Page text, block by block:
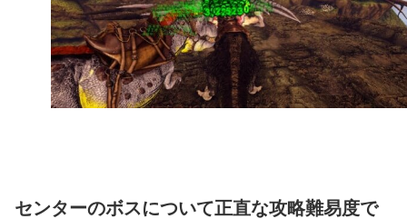
センターのボスについて正直な攻略難易度で